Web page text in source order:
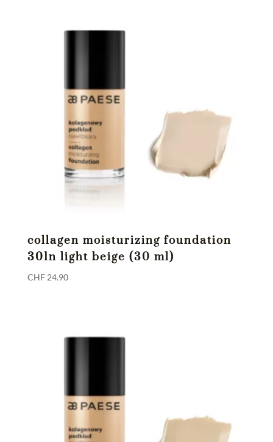
collagen moisturizing foundation
301n light beige (30 ml)
CHF24.90